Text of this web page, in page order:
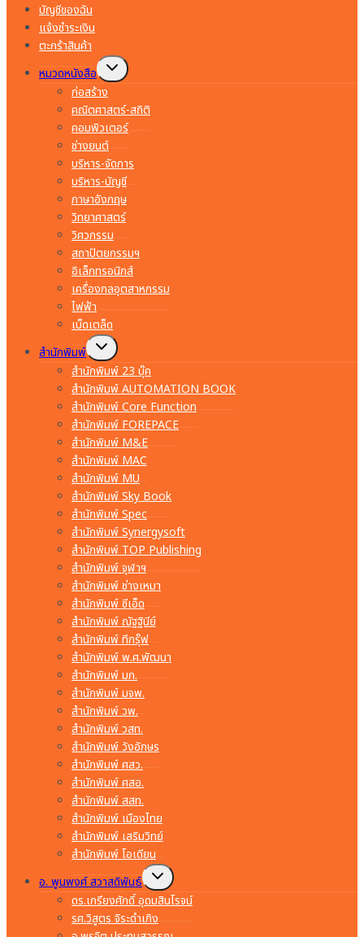
บัญชีของฉัน
แจ้งชำระเงิน
ตะกร้าสินค้า
หมวดหนังสือ
Toggle
child
menu
ก่อสร้าง
คณิตศาสตร์-สถิติ
คอมพิวเตอร์
ช่างยนต์
บริหาร-จัดการ
บริหาร-บัญชี
ภาษาอังกฤษ
วิทยาศาสตร์
วิศวกรรม
สถาปัตยกรรมฯ
อิเล็กทรอนิกส์
เครื่องกลอุตสาหกรรม
ไฟฟ้า
เบ็ดเตล็ด
สำนักพิมพ์
Toggle
child
menu
สำนักพิมพ์ 23 บุ๊ค
สำนักพิมพ์ AUTOMATION BOOK
สำนักพิมพ์ Core Function
สำนักพิมพ์ FOREPACE
สำนักพิมพ์ M&E
สำนักพิมพ์ MAC
สำนักพิมพ์ MU
สำนักพิมพ์ Sky Book
สำนักพิมพ์ Spec
สำนักพิมพ์ Synergysoft
สำนักพิมพ์ TOP Publishing
สำนักพิมพ์ จุฬาฯ
สำนักพิมพ์ ช่างเหมา
สำนักพิมพ์ ซีเอ็ด
สำนักพิมพ์ ณัฐฐินีย์
สำนักพิมพ์ ทีกรุ๊ฟ
สำนักพิมพ์ พ.ศ.พัฒนา
สำนักพิมพ์ มก.
สำนักพิมพ์ มจพ.
สำนักพิมพ์ วพ.
สำนักพิมพ์ วสท.
สำนักพิมพ์ วังอักษร
สำนักพิมพ์ ศสว.
สำนักพิมพ์ ศสอ.
สำนักพิมพ์ สสท.
สำนักพิมพ์ เมืองไทย
สำนักพิมพ์ เสริมวิทย์
สำนักพิมพ์ โอเดียน
อ. พูนพงศ์ สวาสดิพันธ์
Toggle
child
menu
ดร.เกรียงศักดิ์ อุดมสินโรจน์
รศ.วิสูตร จิระดำเกิง